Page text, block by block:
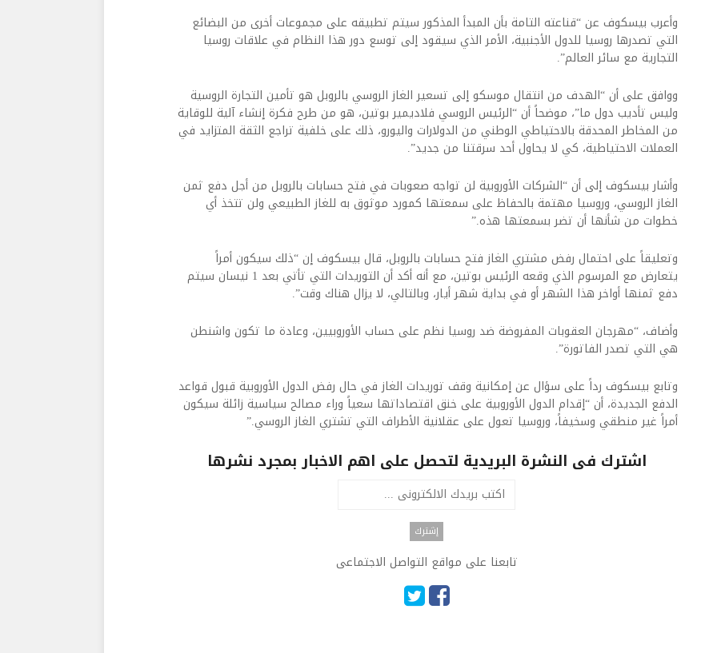
وأعرب بيسكوف عن “قناعته التامة بأن المبدأ المذكور سيتم تطبيقه على مجموعات أخرى من البضائع
التي تصدرها روسيا للدول الأجنبية، الأمر الذي سيقود إلى توسع دور هذا النظام في علاقات روسيا
التجارية مع سائر العالم”.
ووافق على أن “الهدف من انتقال موسكو إلى تسعير الغاز الروسي بالروبل هو تأمين التجارة الروسية
وليس تأديب دول ما”، موضحاً أن “الرئيس الروسي فلاديمير بوتين، هو من طرح فكرة إنشاء آلية للوقاية
من المخاطر المحدقة بالاحتياطي الوطني من الدولارات واليورو، ذلك على خلفية تراجع الثقة المتزايد في
العملات الاحتياطية، كي لا يحاول أحد سرقتنا من جديد”.
وأشار بيسكوف إلى أن “الشركات الأوروبية لن تواجه صعوبات في فتح حسابات بالروبل من أجل دفع ثمن
الغاز الروسي، وروسيا مهتمة بالحفاظ على سمعتها كمورد موثوق به للغاز الطبيعي ولن تتخذ أي
خطوات من شأنها أن تضر بسمعتها هذه.”
وتعليقاً على احتمال رفض مشتري الغاز فتح حسابات بالروبل، قال بيسكوف إن “ذلك سيكون أمراً
يتعارض مع المرسوم الذي وقعه الرئيس بوتين، مع أنه أكد أن التوريدات التي تأتي بعد 1 نيسان سيتم
دفع ثمنها أواخر هذا الشهر أو في بداية شهر أيار، وبالتالي، لا يزال هناك وقت”.
وأضاف، “مهرجان العقوبات المفروضة ضد روسيا نظم على حساب الأوروبيين، وعادة ما تكون واشنطن
هي التي تصدر الفاتورة”.
وتابع بيسكوف رداً على سؤال عن إمكانية وقف توريدات الغاز في حال رفض الدول الأوروبية قبول قواعد
الدفع الجديدة، أن “إقدام الدول الأوروبية على خنق اقتصاداتها سعياً وراء مصالح سياسية زائلة سيكون
أمراً غير منطقي وسخيفاً، وروسيا تعول على عقلانية الأطراف التي تشتري الغاز الروسي.”​
اشترك فى النشرة البريدية لتحصل على اهم الاخبار بمجرد نشرها
تابعنا على مواقع التواصل الاجتماعى